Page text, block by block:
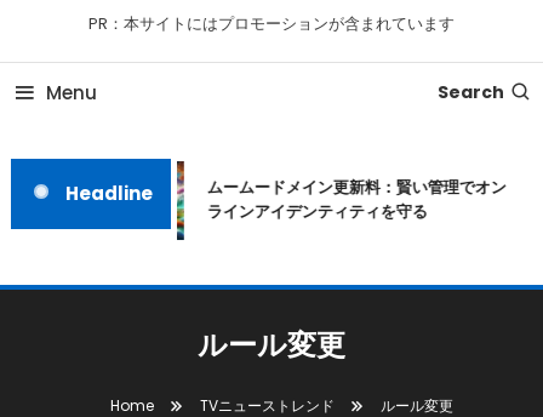
PR：本サイトにはプロモーションが含まれています
Menu Search
Headline
ムームードメイン更新料：賢い管理でオン
ラインアイデンティティを守る
ルール変更
Home TVニューストレンド ルール変更